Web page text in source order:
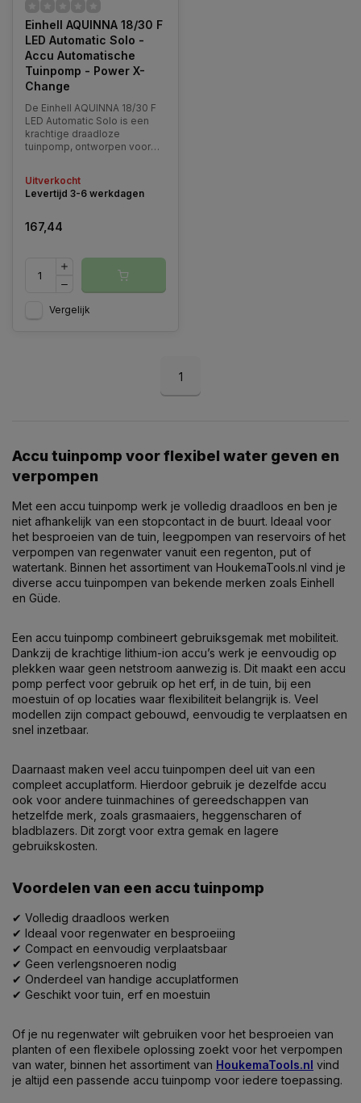
Einhell AQUINNA 18/30 F
LED Automatic Solo -
Accu Automatische
Tuinpomp - Power X-
Change
De Einhell AQUINNA 18/30 F
LED Automatic Solo is een
krachtige draadloze
tuinpomp, ontworpen voor
onderdeel van de Power X-
Change-familie werkt deze
beschikt hij over een tweede
accu
Uitverkocht
Levertijd 3-6 werkdagen
167,44
Vergelijk
1
Accu tuinpomp voor flexibel water geven en
verpompen
Met een accu tuinpomp werk je volledig draadloos en ben je
niet afhankelijk van een stopcontact in de buurt. Ideaal voor
het besproeien van de tuin, leegpompen van reservoirs of het
verpompen van regenwater vanuit een regenton, put of
watertank. Binnen het assortiment van HoukemaTools.nl vind je
diverse accu tuinpompen van bekende merken zoals Einhell
en Güde.
Een accu tuinpomp combineert gebruiksgemak met mobiliteit.
Dankzij de krachtige lithium-ion accu’s werk je eenvoudig op
plekken waar geen netstroom aanwezig is. Dit maakt een accu
pomp perfect voor gebruik op het erf, in de tuin, bij een
moestuin of op locaties waar flexibiliteit belangrijk is. Veel
modellen zijn compact gebouwd, eenvoudig te verplaatsen en
snel inzetbaar.
Daarnaast maken veel accu tuinpompen deel uit van een
compleet accuplatform. Hierdoor gebruik je dezelfde accu
ook voor andere tuinmachines of gereedschappen van
hetzelfde merk, zoals grasmaaiers, heggenscharen of
bladblazers. Dit zorgt voor extra gemak en lagere
gebruikskosten.
Voordelen van een accu tuinpomp
✔ Volledig draadloos werken
✔ Ideaal voor regenwater en besproeiing
✔ Compact en eenvoudig verplaatsbaar
✔ Geen verlengsnoeren nodig
✔ Onderdeel van handige accuplatformen
✔ Geschikt voor tuin, erf en moestuin
Of je nu regenwater wilt gebruiken voor het besproeien van
planten of een flexibele oplossing zoekt voor het verpompen
van water, binnen het assortiment van HoukemaTools.nl vind
je altijd een passende accu tuinpomp voor iedere toepassing.